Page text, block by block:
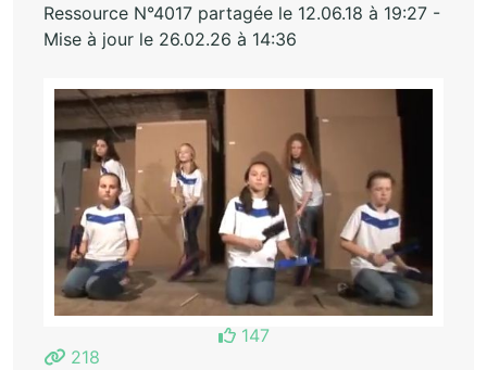
Ressource N°4017 partagée le 12.06.18 à 19:27 -
Mise à jour le 26.02.26 à 14:36
147
218